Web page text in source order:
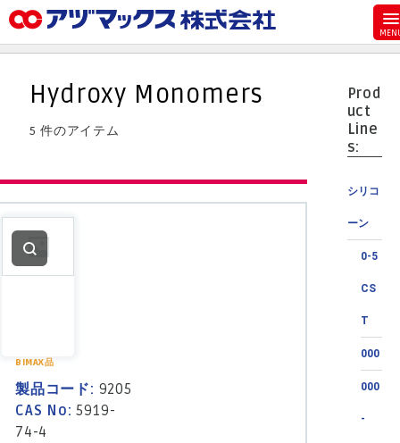
お気に入り
カート
代理店一覧
支払い
Prod
uct
Line
s:
シリコ
ーン
0-5
CS
T
000
000
-
Hydroxy Monomers
5 件のアイテム
BIMAX品
製品コード: 9205
CAS No:5919-
74-4